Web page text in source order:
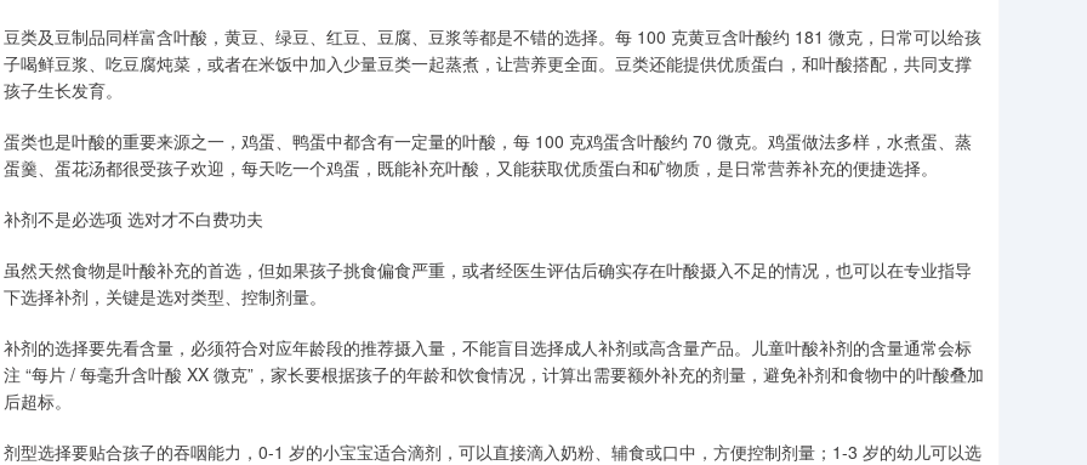
豆类及豆制品同样富含叶酸，黄豆、绿豆、红豆、豆腐、豆浆等都是不错的选择。每 100 克黄豆含叶酸约 181 微克，日常可以给孩
子喝鲜豆浆、吃豆腐炖菜，或者在米饭中加入少量豆类一起蒸煮，让营养更全面。豆类还能提供优质蛋白，和叶酸搭配，共同支撑
孩子生长发育。
蛋类也是叶酸的重要来源之一，鸡蛋、鸭蛋中都含有一定量的叶酸，每 100 克鸡蛋含叶酸约 70 微克。鸡蛋做法多样，水煮蛋、蒸
蛋羹、蛋花汤都很受孩子欢迎，每天吃一个鸡蛋，既能补充叶酸，又能获取优质蛋白和矿物质，是日常营养补充的便捷选择。
补剂不是必选项 选对才不白费功夫
虽然天然食物是叶酸补充的首选，但如果孩子挑食偏食严重，或者经医生评估后确实存在叶酸摄入不足的情况，也可以在专业指导
下选择补剂，关键是选对类型、控制剂量。
补剂的选择要先看含量，必须符合对应年龄段的推荐摄入量，不能盲目选择成人补剂或高含量产品。儿童叶酸补剂的含量通常会标
注 “每片 / 每毫升含叶酸 XX 微克”，家长要根据孩子的年龄和饮食情况，计算出需要额外补充的剂量，避免补剂和食物中的叶酸叠加
后超标。
剂型选择要贴合孩子的吞咽能力，0-1 岁的小宝宝适合滴剂，可以直接滴入奶粉、辅食或口中，方便控制剂量；1-3 岁的幼儿可以选